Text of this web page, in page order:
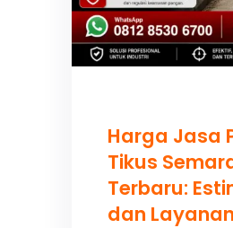
Harga Jasa
Tikus
Terbaru:
dan Layanan